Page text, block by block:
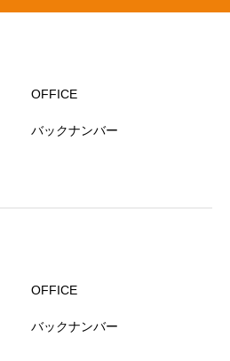
OFFICE
バックナンバー
OFFICE
バックナンバー